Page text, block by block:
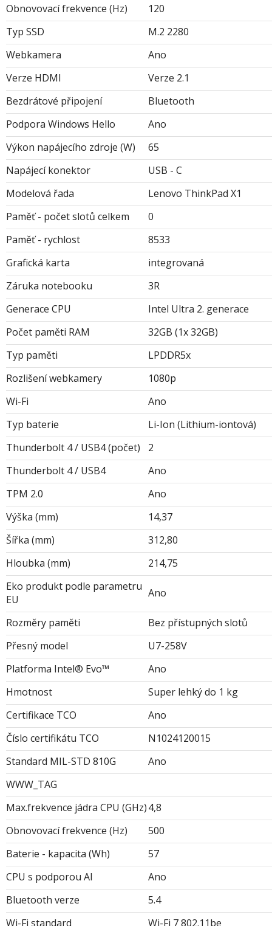
Obnovovací frekvence (Hz)
120
Typ SSD
M.2 2280
Webkamera
Ano
Verze HDMI
Verze 2.1
Bezdrátové připojení
Bluetooth
Podpora Windows Hello
Ano
Výkon napájecího zdroje (W)
65
Napájecí konektor
USB - C
Modelová řada
Lenovo ThinkPad X1
Paměť - počet slotů celkem
0
Paměť - rychlost
8533
Grafická karta
integrovaná
Záruka notebooku
3R
Generace CPU
Intel Ultra 2. generace
Počet paměti RAM
32GB (1x 32GB)
Typ paměti
LPDDR5x
Rozlišení webkamery
1080p
Wi-Fi
Ano
Typ baterie
Li-Ion (Lithium-iontová)
Thunderbolt 4 / USB4 (počet)
2
Thunderbolt 4 / USB4
Ano
TPM 2.0
Ano
Výška (mm)
14,37
Šířka (mm)
312,80
Hloubka (mm)
214,75
Eko produkt podle parametru
EU
Ano
Rozměry paměti
Bez přístupných slotů
Přesný model
U7-258V
Platforma Intel® Evo™
Ano
Hmotnost
Super lehký do 1 kg
Certifikace TCO
Ano
Číslo certifikátu TCO
N1024120015
Standard MIL-STD 810G
Ano
WWW_TAG
Max.frekvence jádra CPU (GHz)4,8
Obnovovací frekvence (Hz)
500
Baterie - kapacita (Wh)
57
CPU s podporou AI
Ano
Bluetooth verze
5.4
Wi-Fi standard
Wi-Fi 7 802.11be